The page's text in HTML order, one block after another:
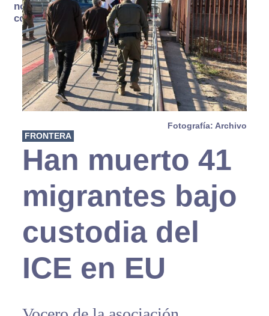
no se
consume
Fotografía: Archivo
FRONTERA
Han muerto 41
migrantes bajo
custodia del
ICE en EU